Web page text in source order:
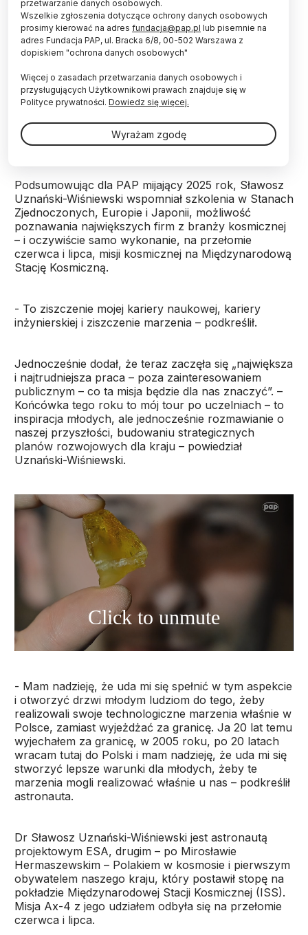
Uznański-Wiśniewski (L) i dziennikarka PAP Agnieszka Kliks-
Pudlik (P) podczas spotkania w ramach 9. Śląskiego Festiwalu
Nauki Katowice, 7 bm. w Międzynarodowym Centrum
Kongresowym. Spotkanie odbyło się w ramach trasy „IGNIS -
Polska sięga gwiazd”. (aldg) PAP/Jarek Praszkiewicz
Po udziale w misji kosmicznej astronauta Sławosz
Uznański-Wiśniewski rozpoczął pracę nad jej
długotrwałymi efektami. W rozmowie z PAP
drzwi do realizacji swoich technologicznych
marzeń w Polsce, nie za granicą.
Podsumowując dla PAP mijający 2025 rok, Sławosz
Uznański-Wiśniewski wspomniał szkolenia w Stanach
Zjednoczonych, Europie i Japonii, możliwość
poznawania największych firm z branży kosmicznej
– i oczywiście samo wykonanie, na przełomie
czerwca i lipca, misji kosmicznej na Międzynarodową
Stację Kosmiczną.
- To ziszczenie mojej kariery naukowej, kariery
inżynierskiej i ziszczenie marzenia – podkreślił.
Jednocześnie dodał, że teraz zaczęła się „największa
i najtrudniejsza praca – poza zainteresowaniem
publicznym – co ta misja będzie dla nas znaczyć”. –
Końcówka tego roku to mój tour po uczelniach – to
inspiracja młodych, ale jednocześnie rozmawianie o
naszej przyszłości, budowaniu strategicznych
planów rozwojowych dla kraju – powiedział
Uznański-Wiśniewski.
- Mam nadzieję, że uda mi się spełnić w tym aspekcie
i otworzyć drzwi młodym ludziom do tego, żeby
realizowali swoje technologiczne marzenia właśnie w
Polsce, zamiast wyjeżdżać za granicę. Ja 20 lat temu
wyjechałem za granicę, w 2005 roku, po 20 latach
wracam tutaj do Polski i mam nadzieję, że uda mi się
stworzyć lepsze warunki dla młodych, żeby te
marzenia mogli realizować właśnie u nas – podkreślił
astronauta.
Dr Sławosz Uznański-Wiśniewski jest astronautą
projektowym ESA, drugim – po Mirosławie
Hermaszewskim – Polakiem w kosmosie i pierwszym
obywatelem naszego kraju, który postawił stopę na
pokładzie Międzynarodowej Stacji Kosmicznej (ISS).
Misja Ax-4 z jego udziałem odbyła się na przełomie
czerwca i lipca.
przetwarzanie danych osobowych.
Wszelkie zgłoszenia dotyczące ochrony danych osobowych
prosimy kierować na adres fundacja@pap.pl lub pisemnie na
adres Fundacja PAP, ul. Bracka 6/8, 00-502 Warszawa z
dopiskiem "ochrona danych osobowych"
Więcej o zasadach przetwarzania danych osobowych i
przysługujących Użytkownikowi prawach znajduje się w
Polityce prywatności. Dowiedz się więcej.
Wyrażam zgodę